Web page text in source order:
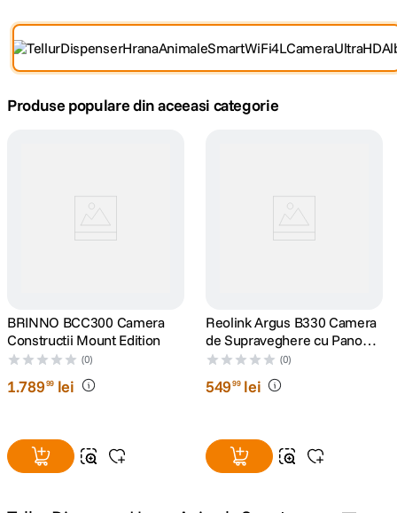
4. peak design
lavaliera
card memorie
sony fx
10 . dji osmo pocket 4
Produse populare din aceeasi categorie
BRINNO BCC300 Camera
Constructii Mount Edition
(0)
1.78999 lei
Reolink Argus B330 Camera
de Supraveghere cu Panou
Solar 4 MP si Inteligenta
Artificiala
(0)
54999 lei